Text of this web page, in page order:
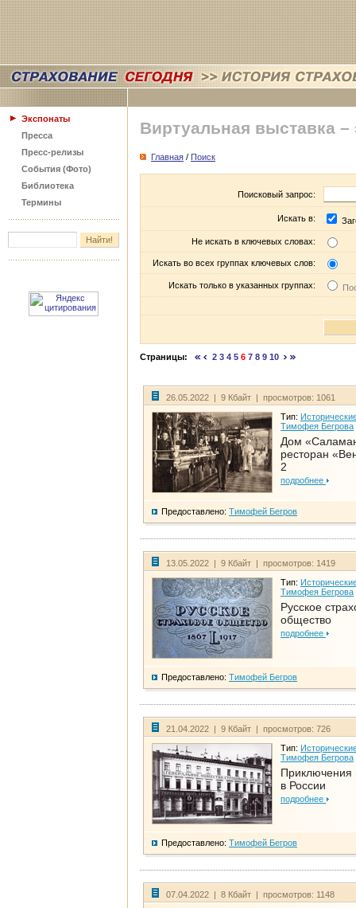
Экспонаты
Пресса
Пресс-релизы
События (Фото)
Библиотека
Термины
Виртуальная выставка –
Главная / Поиск
Поисковый запрос:
Искать в:
Не искать в ключевых словах:
Искать во всех группах ключевых слов:
Искать только в указанных группах:
Страницы: 2 3 4 5 6 7 8 9 10
26.05.2022 | 9 Кбайт | просмотров: 1061
Тип:
Тимофея Бегрова
Дом
ресторан
2
подробнее
Предоставлено: Тимофей Бегров
13.05.2022 | 9 Кбайт | просмотров: 1419
Тип:
Тимофея Бегрова
Русское
общество
подробнее
Предоставлено: Тимофей Бегров
21.04.2022 | 9 Кбайт | просмотров: 726
Тип:
Тимофея Бегрова
Приключения
в России
подробнее
Предоставлено: Тимофей Бегров
07.04.2022 | 8 Кбайт | просмотров: 1148